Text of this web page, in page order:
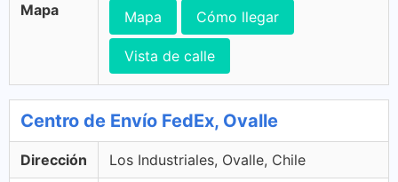
Mapa Mapa Cómo llegar
Vista de calle
Centro de Envío FedEx, Ovalle
Dirección Los Industriales, Ovalle, Chile